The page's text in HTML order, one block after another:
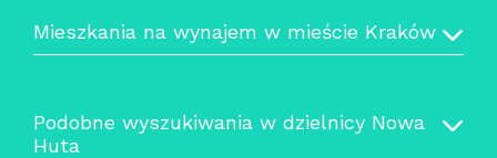
Mieszkania na wynajem w mieście Kraków
Podobne wyszukiwania w dzielnicy Nowa
Huta